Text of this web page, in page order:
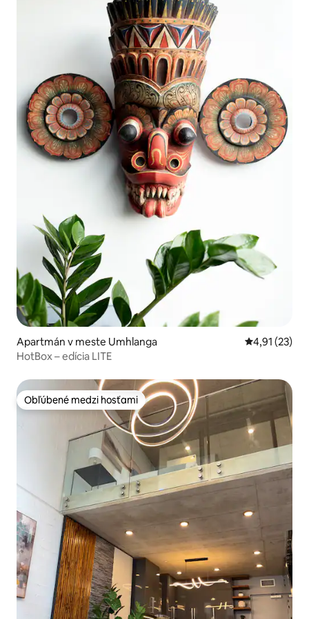
Apartmán v meste Umhlanga Priemerné
4,91 (23)
HotBox – edícia LITE
Obľúbené medzi hosťami
Obľúbené medzi hosťami